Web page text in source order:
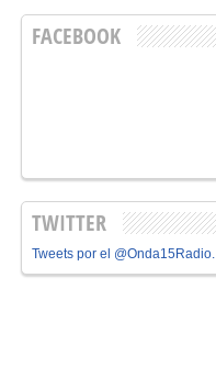
FACEBOOK
TWITTER
Tweets por el @Onda15Radio.